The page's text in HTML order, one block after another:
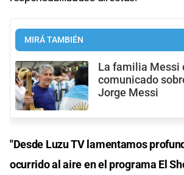
MIRÁ TAMBIÉN
La familia Messi
comunicado
Jorge Messi
"Desde Luzu TV lamentamos
ocurrido al aire en el programa El